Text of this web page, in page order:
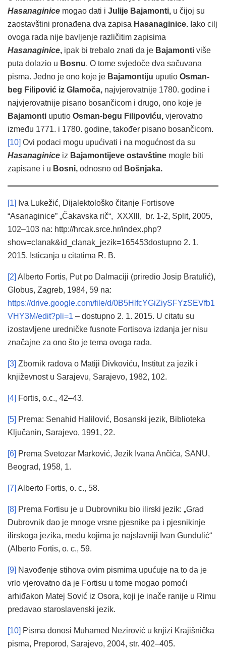
Hasanaginice mogao dati i Julije Bajamonti, u čijoj su
zaostavštini pronađena dva zapisa Hasanaginice. Iako cilj
ovoga rada nije bavljenje različitim zapisima
Hasanaginice, ipak bi trebalo znati da je Bajamonti više
puta dolazio u Bosnu. O tome svjedoče dva sačuvana
pisma. Jedno je ono koje je Bajamontiju uputio Osman-
beg Filipović iz Glamoča, najvjerovatnije 1780. godine i
najvjerovatnije pisano bosančicom i drugo, ono koje je
Bajamonti uputio Osman-begu Filipoviću, vjerovatno
između 1771. i 1780. godine, također pisano bosančicom.
[10] Ovi podaci mogu upućivati i na mogućnost da su
Hasanaginice iz Bajamontijeve ostavštine mogle biti
zapisane i u Bosni, odnosno od Bošnjaka.
[1] Iva Lukežić, Dijalektološko čitanje Fortisove
“Asanaginice” „Čakavska rič“, XXXlll, br. 1-2, Split, 2005,
102–103 na: http://hrcak.srce.hr/index.php?
show=clanak&id_clanak_jezik=165453dostupno 2. 1.
2015. Isticanja u citatima R. B.
[2] Alberto Fortis, Put po Dalmaciji (priredio Josip Bratulić),
Globus, Zagreb, 1984, 59 na:
https://drive.google.com/file/d/0B5HlfcYGiZiySFYzSEVfb1
VHY3M/edit?pli=1 – dostupno 2. 1. 2015. U citatu su
izostavljene uredničke fusnote Fortisova izdanja jer nisu
značajne za ono što je tema ovoga rada.
[3] Zbornik radova o Matiji Divkoviću, Institut za jezik i
književnost u Sarajevu, Sarajevo, 1982, 102.
[4] Fortis, o.c., 42–43.
[5] Prema: Senahid Halilović, Bosanski jezik, Biblioteka
Ključanin, Sarajevo, 1991, 22.
[6] Prema Svetozar Marković, Jezik Ivana Ančića, SANU,
Beograd, 1958, 1.
[7] Alberto Fortis, o. c., 58.
[8] Prema Fortisu je u Dubrovniku bio ilirski jezik: „Grad
Dubrovnik dao je mnoge vrsne pjesnike pa i pjesnikinje
ilirskoga jezika, među kojima je najslavniji Ivan Gundulić“
(Alberto Fortis, o. c., 59.
[9] Navođenje stihova ovim pismima upućuje na to da je
vrlo vjerovatno da je Fortisu u tome mogao pomoći
arhiđakon Matej Sović iz Osora, koji je inače ranije u Rimu
predavao staroslavenski jezik.
[10] Pisma donosi Muhamed Nezirović u knjizi Krajišnička
pisma, Preporod, Sarajevo, 2004, str. 402–405.